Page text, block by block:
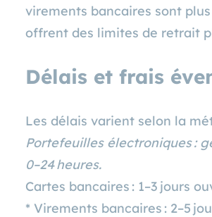
virements bancaires sont
offrent des limites de retrait
Délais et frais
Les délais varient selon la
Portefeuilles électroniques :
0–24 heures.
Cartes bancaires : 1–3 jours
* Virements bancaires : 2–5